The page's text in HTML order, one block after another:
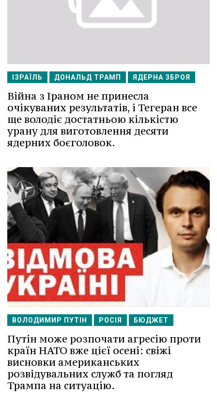
ІЗРАЇЛЬ ДОНАЛЬД ТРАМП ЯДЕРНА ЗБРОЯ
Війна з Іраном не принесла
очікуваних результатів, і Тегеран все
ще володіє достатньою кількістю
урану для виготовлення десяти
ядерних боєголовок.
ВОЛОДИМИР ПУТІН РОСІЯ БЮДЖЕТ
Путін може розпочати агресію проти
країн НАТО вже цієї осені: свіжі
висновки американських
розвідувальних служб та погляд
Трампа на ситуацію.